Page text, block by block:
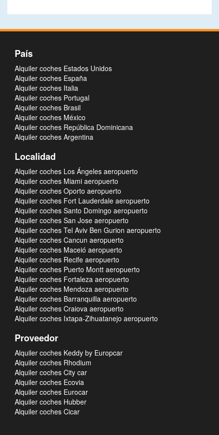
País
Alquiler coches Estados Unidos
Alquiler coches España
Alquiler coches Italia
Alquiler coches Portugal
Alquiler coches Brasil
Alquiler coches México
Alquiler coches República Dominicana
Alquiler coches Argentina
Localidad
Alquiler coches Los Ángeles aeropuerto
Alquiler coches Miami aeropuerto
Alquiler coches Oporto aeropuerto
Alquiler coches Fort Lauderdale aeropuerto
Alquiler coches Santo Domingo aeropuerto
Alquiler coches San Jose aeropuerto
Alquiler coches Tel Aviv Ben Gurion aeropuerto
Alquiler coches Cancun aeropuerto
Alquiler coches Maceió aeropuerto
Alquiler coches Recife aeropuerto
Alquiler coches Puerto Montt aeropuerto
Alquiler coches Fortaleza aeropuerto
Alquiler coches Mendoza aeropuerto
Alquiler coches Barranquilla aeropuerto
Alquiler coches Craiova aeropuerto
Alquiler coches Ixtapa-Zihuatanejo aeropuerto
Proveedor
Alquiler coches Keddy by Europcar
Alquiler coches Rhodium
Alquiler coches City car
Alquiler coches Ecovia
Alquiler coches Eurocar
Alquiler coches Hubber
Alquiler coches Cicar